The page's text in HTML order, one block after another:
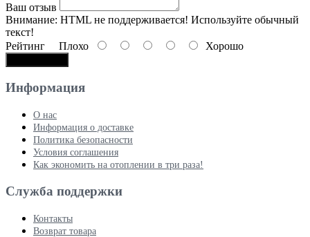
Ваш отзыв
Внимание: HTML не поддерживается! Используйте обычный
текст!
Рейтинг Плохо Хорошо
Информация
О нас
Информация о доставке
Политика безопасности
Условия соглашения
Как экономить на отоплении в три раза!
Служба поддержки
Контакты
Возврат товара